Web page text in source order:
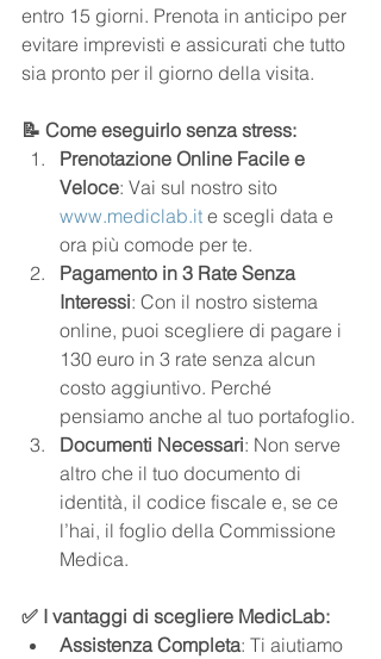
entro 15 giorni. Prenota in anticipo per
evitare imprevisti e assicurati che tutto
sia pronto per il giorno della visita.
📝 Come eseguirlo senza stress:
Prenotazione Online Facile e
Veloce: Vai sul nostro sito
www.mediclab.it e scegli data e
ora più comode per te.
Pagamento in 3 Rate Senza
Interessi: Con il nostro sistema
online, puoi scegliere di pagare i
130 euro in 3 rate senza alcun
costo aggiuntivo. Perché
pensiamo anche al tuo portafoglio.
Documenti Necessari: Non serve
altro che il tuo documento di
identità, il codice fiscale e, se ce
l’hai, il foglio della Commissione
Medica.
✅ I vantaggi di scegliere MedicLab:
Assistenza Completa: Ti aiutiamo